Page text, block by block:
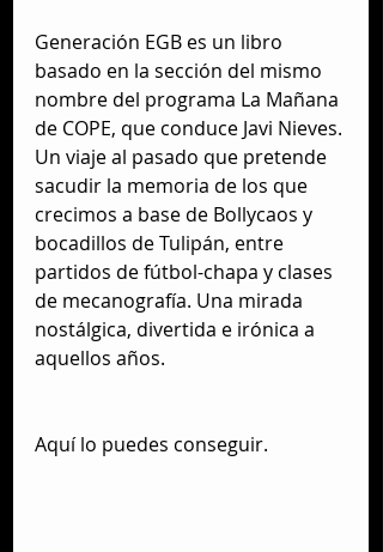
Generación EGB es un libro
basado en la sección del mismo
nombre del programa La Mañana
de COPE, que conduce Javi Nieves.
Un viaje al pasado que pretende
sacudir la memoria de los que
crecimos a base de Bollycaos y
bocadillos de Tulipán, entre
partidos de fútbol-chapa y clases
de mecanografía. Una mirada
nostálgica, divertida e irónica a
aquellos años.
Aquí lo puedes conseguir.